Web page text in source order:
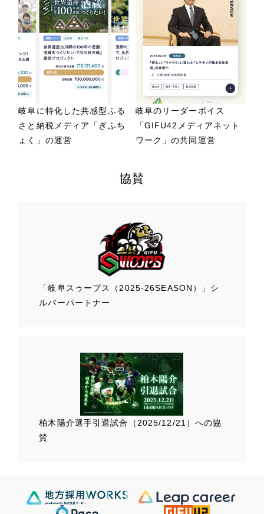
岐阜に特化した共感型ふる
さと納税メディア「ぎふち
ょく」の運営
岐阜のリーダーボイス
「GIFU42メディアネット
ワーク」の共同運営
協賛
「岐阜スゥープス （2025-26SEASON）」 シ
ルバーパートナー
柏木陽介選手引退試合（2025/12/21）への協
賛